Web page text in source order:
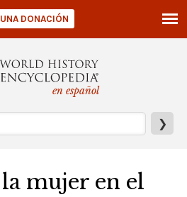
en español
❯
DONACIÓN
mujer en el